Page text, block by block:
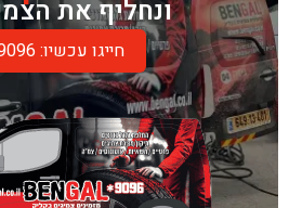
ונחליף את
*חייגו עכשיו: 9096